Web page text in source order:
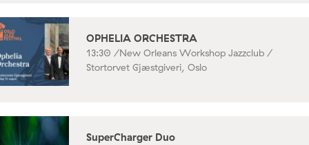
OPHELIA ORCHESTRA
13:30 /New Orleans Workshop Jazzclub /
Stortorvet Gjæstgiveri, Oslo
SuperCharger Duo